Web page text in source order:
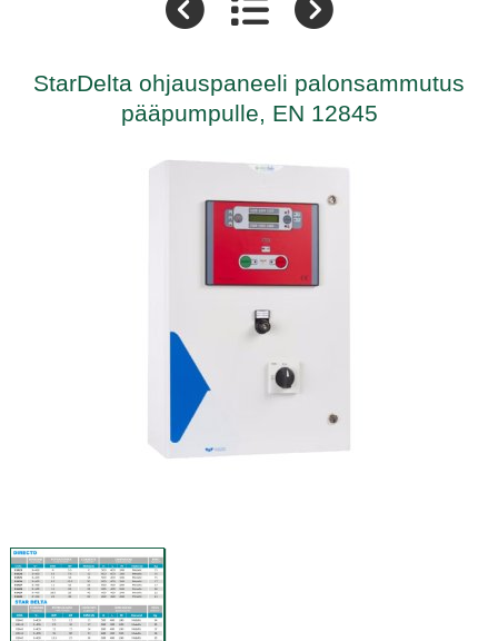
StarDelta ohjauspaneeli palonsammutus
pääpumpulle, EN 12845